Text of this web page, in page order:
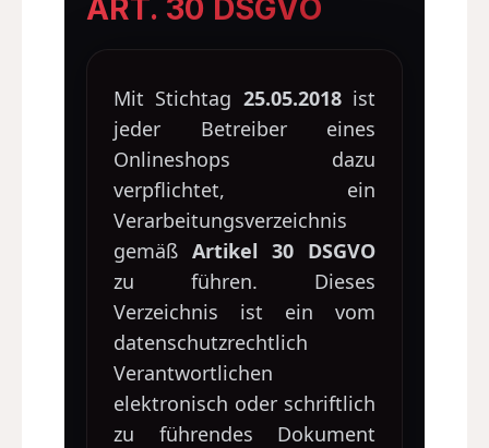
ART. 30 DSGVO
Mit Stichtag 25.05.2018ist
jeder Betreiber eines
Onlineshops dazu
verpflichtet, ein
Verarbeitungsverzeichnis
gemäßArtikel 30 DSGVO
zu führen. Dieses
Verzeichnis ist ein vom
datenschutzrechtlich
Verantwortlichen
elektronisch oder schriftlich
zu führendes Dokument